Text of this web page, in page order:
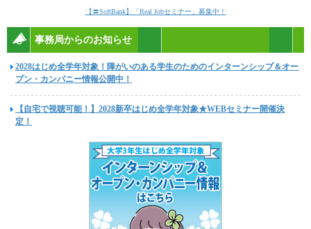
【〓SoftBank】「Real Jobセミナー」募集中！
事務局からのお知らせ
2028はじめ全学年対象！障がいのある学生のためのインターンシップ＆オー
プン・カンパニー情報公開中！
【自宅で視聴可能！】2028新卒はじめ全学年対象★WEBセミナー開催決
定！